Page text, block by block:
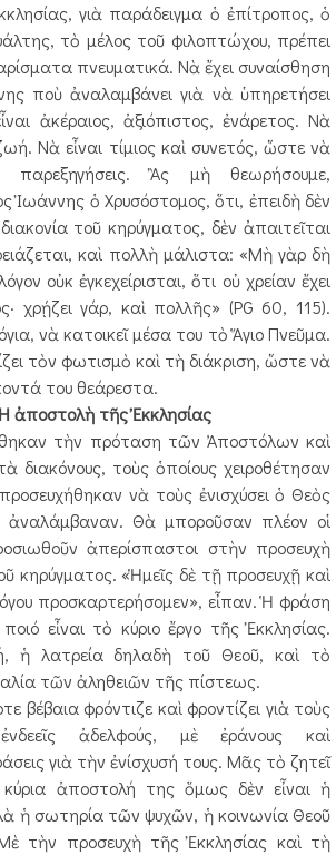
γιὰ παράδειγμα ὁ ἐπίτροπος, ὁ
τὸ μέλος τοῦ φιλοπτώχου, πρέπει
πνευματικά. Νὰ ἔχει συναίσθηση
ποὺ ἀναλαμβάνει γιὰ νὰ ὑπηρετήσει
ἀκέραιος, ἀξιόπιστος, ἐνάρετος. Νὰ
Νὰ εἶναι τίμιος καὶ συνετός, ὥστε νὰ
παρεξ­ηγήσεις. Ἂς μὴ θεωρήσουμε,
Ἰωάννης ὁ Χρυσόστομος, ὅτι, ἐπειδὴ δὲν
τοῦ κηρύγματος, δὲν ἀπαιτεῖται
καὶ πολλὴ μάλιστα: «Μὴ γὰρ δὴ
οὐκ ἐγκεχείρισται, ὅτι οὐ χρείαν ἔχει
χρῄζει γάρ, καὶ πολλῆς» (PG 60, 115).
νὰ κατοικεῖ μέσα του τὸ Ἅγιο Πνεῦμα.
τὸν φωτισμὸ καὶ τὴ διάκριση, ὥστε νὰ
του θεάρεστα.
ἀποστολὴ τῆς Ἐκκλησίας
τὴν πρόταση τῶν Ἀποστόλων καὶ
διακόνους, τοὺς ὁποίους χειροθέτησαν
νὰ τοὺς ἐνισχύσει ὁ Θεὸς
ἀναλάμβαναν. Θὰ μποροῦσαν πλέον οἱ
ἀπερίσπαστοι στὴν προσευχὴ
κηρύγματος. «Ἡμεῖς δὲ τῇ προσευχῇ καὶ
προσκαρτερήσομεν», εἶπαν. Ἡ φράση
εἶναι τὸ κύριο ἔργο τῆς Ἐκκλησίας.
ἡ λατρεία δηλαδὴ τοῦ Θεοῦ, καὶ τὸ
τῶν ἀληθειῶν τῆς πίστεως.
βέβαια φρόντιζε καὶ φροντίζει γιὰ τοὺς
ἀδελφούς, μὲ ἐράνους καὶ
γιὰ τὴν ἐνίσχυσή τους. Μᾶς τὸ ζητεῖ
ἀποστολή της ὅμως δὲν εἶναι ἡ
ἡ σωτηρία τῶν ψυχῶν, ἡ κοινωνία Θεοῦ
τὴν προσευχὴ τῆς Ἐκκλησίας καὶ τὴ